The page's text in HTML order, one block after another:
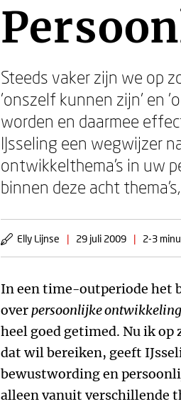
Steeds vaker zijn we op
'onszelf kunnen zijn' en
worden en daarmee
IJsseling een wegwijzer
ontwikkelthema's in uw
binnen deze acht
Elly Lijnse | 29 juli 2009 | 2-3
In een time-outperiode het
overpersoonlijke
heel goed getimed. Nu ik
dat wil bereiken, geeft
bewustwording en
alleen vanuit verschillende